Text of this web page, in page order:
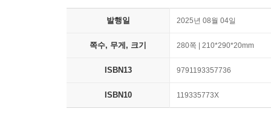
발행일 2025년 08월 04일
쪽수, 무게, 크기 280쪽 | 210*290*20mm
ISBN13 9791193357736
ISBN10 119335773X